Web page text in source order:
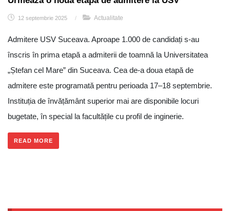
12 septembrie 2025 / Actualitate
Admitere USV Suceava. Aproape 1.000 de candidați s-au
înscris în prima etapă a admiterii de toamnă la Universitatea
„Ștefan cel Mare” din Suceava. Cea de-a doua etapă de
admitere este programată pentru perioada 17–18 septembrie.
Instituția de învățământ superior mai are disponibile locuri
bugetate, în special la facultățile cu profil de inginerie.
READ MORE